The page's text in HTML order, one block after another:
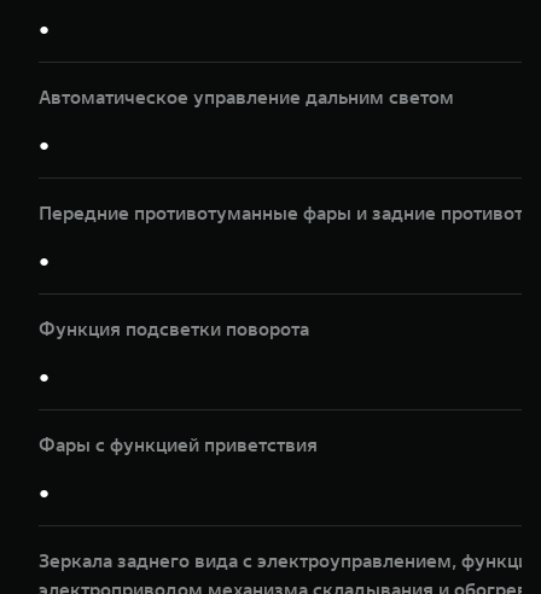
●
Автоматическое управление дальним светом
●
Передние противотуманные фары и задние
●
Функция подсветки поворота
●
Фары с функцией приветствия
●
Зеркала заднего вида с электроуправлением,
электроприводом механизма складывания и